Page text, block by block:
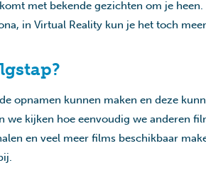
met bekende gezichten om je heen.
in Virtual Reality kun je het toch
opnamen kunnen maken en deze
we kijken hoe eenvoudig we anderen
en veel meer films beschikbaar